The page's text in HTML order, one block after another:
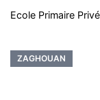
Ecole Primaire
ZAGHOUAN